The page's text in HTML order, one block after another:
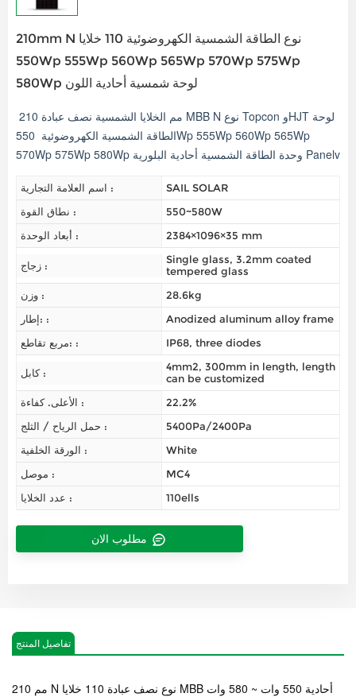
210mm N نوع الطاقة الشمسية الكهروضوئية 110 خلايا
550Wp 555Wp 560Wp 565Wp 570Wp 575Wp
580Wp لوحة شمسية أحادية اللون
210 مم الخلايا الشمسية نصف عبادة MBB N نوع Topcon وHJT لوحة
الطاقة الشمسية الكهروضوئية 550Wp 555Wp 560Wp 565Wp
570Wp 575Wp 580Wp وحدة الطاقة الشمسية أحادية البلورية Panelv
اسم العلامة التجارية :
SAIL SOLAR
نطاق القوة :
550~580W
أبعاد الوحدة :
2384×1096×35 mm
زجاج :
Single glass, 3.2mm coated
tempered glass
وزن :
28.6kg
إطار: :
Anodized aluminum alloy frame
مربع تقاطع: :
IP68, three diodes
كابل :
4mm2, 300mm in length, length
can be customized
الأعلى. كفاءة :
22.2%
حمل الرياح / الثلج :
5400Pa/2400Pa
الورقة الخلفية :
White
موصل :
MC4
عدد الخلايا :
110ells
تفاصيل المنتج
210 مم N نوع نصف عبادة 110 خلايا MBB أحادية 550 وات ~ 580 وات